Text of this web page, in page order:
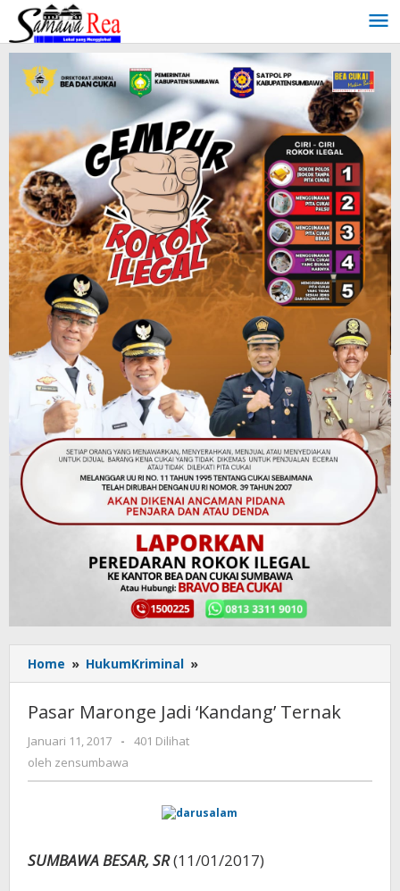
Lewati
konten
Home » HukumKriminal »
Maronge
‘Kandang’
Pasar Maronge Jadi ‘Kandang’ Ternak
Januari 11, 2017
oleh
zensumbawa
-
401 Dilihat
oleh zensumbawa
SUMBAWA BESAR, SR(11/01/2017)